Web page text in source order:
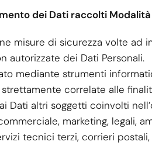
dei Dati raccolti
misure di sicurezza volte ad
autorizzate dei Dati Personali.
mediante strumenti
correlate alle
Dati altri soggetti coinvolti
marketing, legali,
tecnici terzi, corrieri